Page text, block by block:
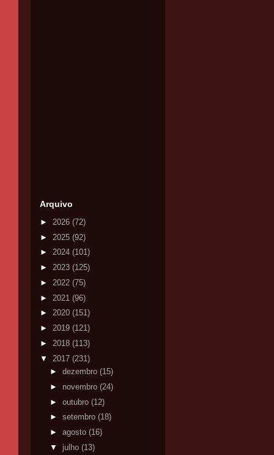
Arquivo
► 2026 (72)
► 2025 (92)
► 2024 (101)
► 2023 (125)
► 2022 (75)
► 2021 (96)
► 2020 (151)
► 2019 (121)
► 2018 (113)
▼ 2017 (231)
► dezembro (15)
► novembro (24)
► outubro (12)
► setembro (18)
► agosto (16)
▼ julho (13)